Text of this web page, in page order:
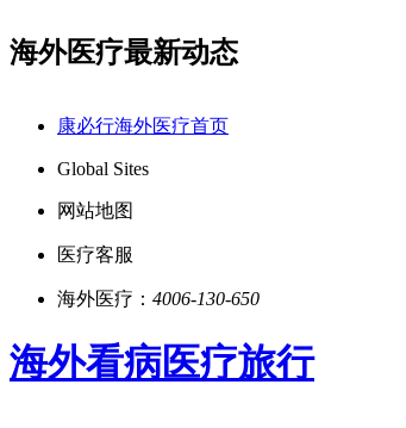
海外医疗最新动态
康必行海外医疗首页
Global Sites
网站地图
医疗客服
海外医疗： 4006-130-650
海外看病医疗旅行